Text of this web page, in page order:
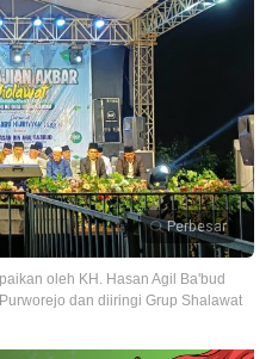
Perbesar
oleh KH. Hasan Agil Ba'bud
dan diiringi Grup Shalawat